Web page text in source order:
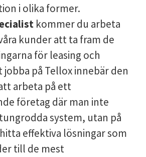
i olika former.
kommer du arbeta
kunder att ta fram de
för leasing och
jobba på Telloxinnebär den
arbeta på ett
företag där man inte
system, utan på
effektiva lösningar som
till de mest